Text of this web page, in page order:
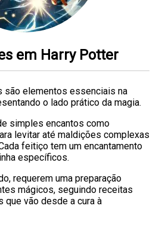
em Harry Potter
elementos essenciais na
o lado prático da magia.
simples encantos como
levitar até maldições complexas
feitiço tem um encantamento
específicos.
requerem uma preparação
mágicos, seguindo receitas
vão desde a cura à